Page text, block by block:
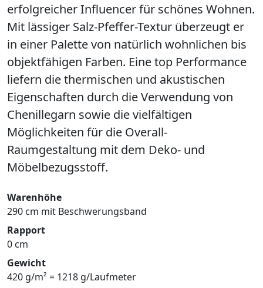
erfolgreicher Influencer für schönes Wohnen.
Mit lässiger Salz-Pfeffer-Textur überzeugt er
in einer Palette von natürlich wohnlichen bis
objektfähigen Farben. Eine top Performance
liefern die thermischen und akustischen
Eigenschaften durch die Verwendung von
Chenillegarn sowie die vielfältigen
Möglichkeiten für die Overall-
Raumgestaltung mit dem Deko- und
Möbelbezugsstoff.
Warenhöhe
290 cm mit Beschwerungsband
Rapport
0 cm
Gewicht
420 g/m² = 1218 g/Laufmeter